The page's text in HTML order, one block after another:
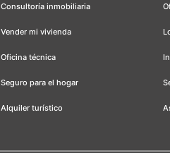
Consultoría inmobiliaria
Vender mi vivienda
Oficina técnica
Seguro para el hogar
Alquiler turístico